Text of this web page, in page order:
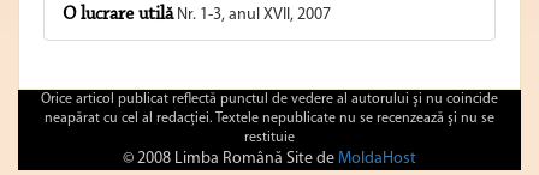
O lucrare utilăNr. 1-3, anul XVII, 2007
Orice articol publicat reflectă punctul de vedere al autorului şi nu coincide
neapărat cu cel al redacţiei. Textele nepublicate nu se recenzează şi nu se
restituie
© 2008 Limba Română Site de MoldaHost